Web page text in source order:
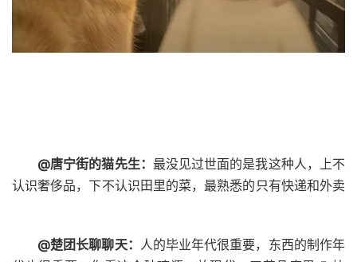
@唐宁街的猫先生： 最没见过世面的是我这种人，上不
认识奢侈品，下不认识田里的菜，最熟悉的只有快递和外卖
@楚团长聊聊天： 人的毕业年代很重要，东西的制作年